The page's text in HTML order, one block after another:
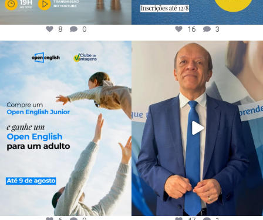
8 0 16 3